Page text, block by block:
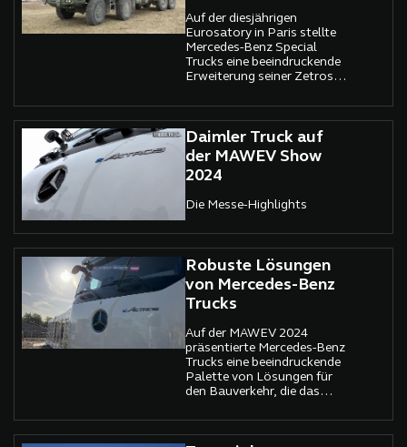
Auf der diesjährigen
Eurosatory in Paris stellte
Mercedes-Benz Special
Trucks eine beeindruckende
Erweiterung seiner Zetros-
8x8
Daimler Truck auf
der MAWEV Show
2024
Die Messe-Highlights
Robuste Lösungen
von Mercedes-Benz
Trucks
Auf der MAWEV 2024
präsentierte Mercedes-Benz
Trucks eine beeindruckende
Palette von Lösungen für
den Bauverkehr, die das
höherschlagen ließen.